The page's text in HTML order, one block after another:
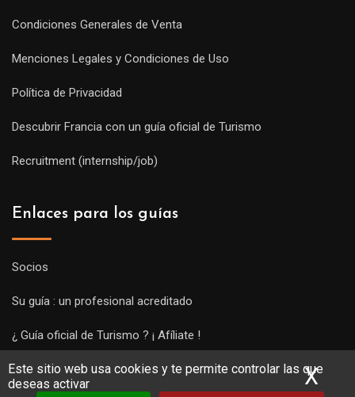
Este sitio web usa cookies y te permite controlar las que
deseas activar
X
Condiciones Generales de Venta
Menciones Legales y Condiciones de Uso
Política de Privacidad
Descubrir Francia con un guía oficial de Turismo
Recruitment (internship/job)
Enlaces para los guías
Socios
Su guía : un profesional acreditado
¿ Guía oficial de Turismo ? ¡ Afíliate !
Subir una visita y empezar a trabajar !